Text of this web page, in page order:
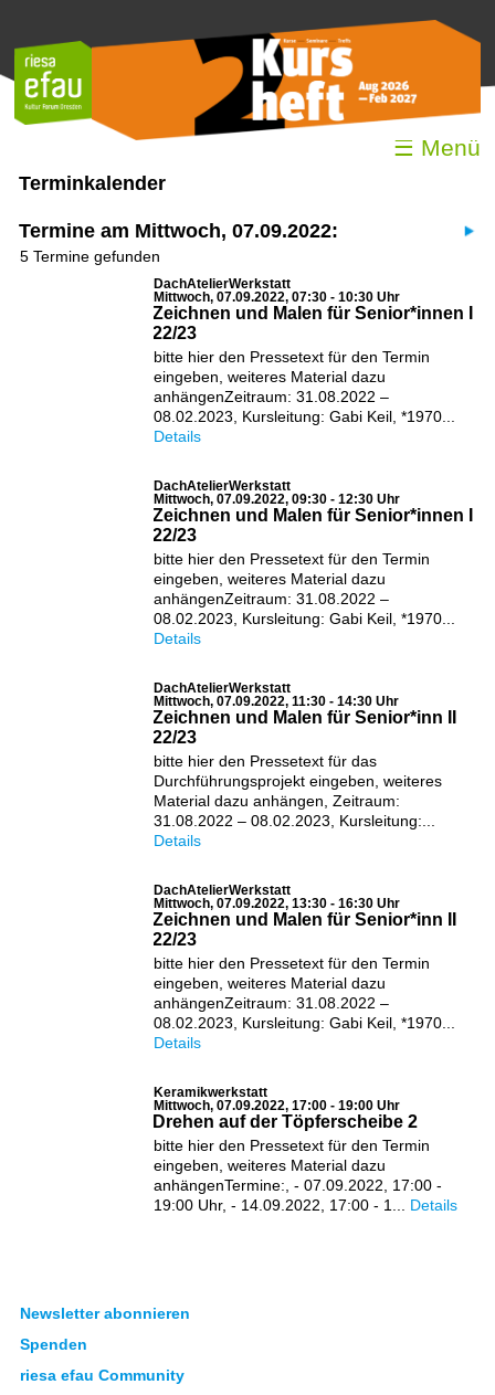
☰ Menü
Terminkalender
Termine am Mittwoch, 07.09.2022:
5 Termine gefunden
DachAtelierWerkstatt
Mittwoch, 07.09.2022, 07:30 - 10:30 Uhr
Zeichnen und Malen für Senior*innen I
22/23
bitte hier den Pressetext für den Termin
eingeben, weiteres Material dazu
anhängenZeitraum: 31.08.2022 –
08.02.2023, Kursleitung: Gabi Keil, *1970...
Details
DachAtelierWerkstatt
Mittwoch, 07.09.2022, 09:30 - 12:30 Uhr
Zeichnen und Malen für Senior*innen I
22/23
bitte hier den Pressetext für den Termin
eingeben, weiteres Material dazu
anhängenZeitraum: 31.08.2022 –
08.02.2023, Kursleitung: Gabi Keil, *1970...
Details
DachAtelierWerkstatt
Mittwoch, 07.09.2022, 11:30 - 14:30 Uhr
Zeichnen und Malen für Senior*inn II
22/23
bitte hier den Pressetext für das
Durchführungsprojekt eingeben, weiteres
Material dazu anhängen, Zeitraum:
31.08.2022 – 08.02.2023, Kursleitung:...
Details
DachAtelierWerkstatt
Mittwoch, 07.09.2022, 13:30 - 16:30 Uhr
Zeichnen und Malen für Senior*inn II
22/23
bitte hier den Pressetext für den Termin
eingeben, weiteres Material dazu
anhängenZeitraum: 31.08.2022 –
08.02.2023, Kursleitung: Gabi Keil, *1970...
Details
Keramikwerkstatt
Mittwoch, 07.09.2022, 17:00 - 19:00 Uhr
Drehen auf der Töpferscheibe 2
bitte hier den Pressetext für den Termin
eingeben, weiteres Material dazu
anhängenTermine:, - 07.09.2022, 17:00 -
19:00 Uhr, - 14.09.2022, 17:00 - 1... Details
Newsletter abonnieren
Spenden
riesa efau Community